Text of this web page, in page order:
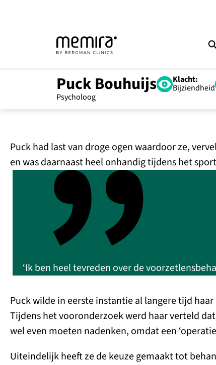
Puck Bouhuijs Klacht:
Bijziendheid
Puck had last van droge ogen waardoor ze,
en was daarnaast heel onhandig tijdens het
‘Ik ben heel tevreden over de
Puck wilde in eerste instantie al langere tijd
Tijdens het vooronderzoek werd haar verteld
wel even moeten nadenken, omdat een
Uiteindelijk heeft ze de keuze gemaakt tot